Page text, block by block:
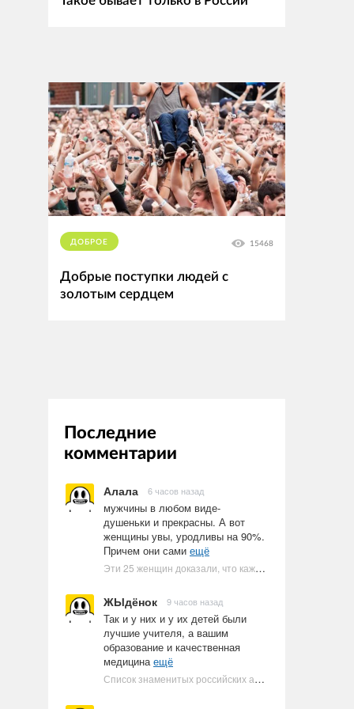
ДОБРОЕ 15468
Добрые поступки людей с
золотым сердцем
Последние
комментарии
Алала 6 часов назад
мужчины в любом виде-
душеньки и прекрасны. А вот
женщины увы, уродливы на 90%.
Причем они сами ещё
Эти 25 женщин доказали, что каждое тело имеет право быть в бикини
ЖЫдёнок 9 часов назад
Так и у них и у их детей были
лучшие учителя, а вашим
образование и качественная
медицинаещё
Список знаменитых российских артистов-евреев | Ультрамарин